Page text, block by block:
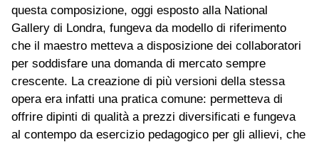
questa composizione, oggi esposto alla National
Gallery di Londra, fungeva da modello di riferimento
che il maestro metteva a disposizione dei collaboratori
per soddisfare una domanda di mercato sempre
crescente. La creazione di più versioni della stessa
opera era infatti una pratica comune: permetteva di
offrire dipinti di qualità a prezzi diversificati e fungeva
al contempo da esercizio pedagogico per gli allievi, che